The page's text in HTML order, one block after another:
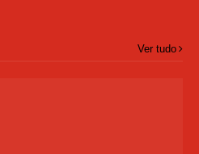
Ver tudo